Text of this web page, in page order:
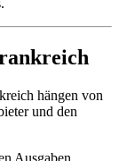
hängen von
und den
Ausgaben